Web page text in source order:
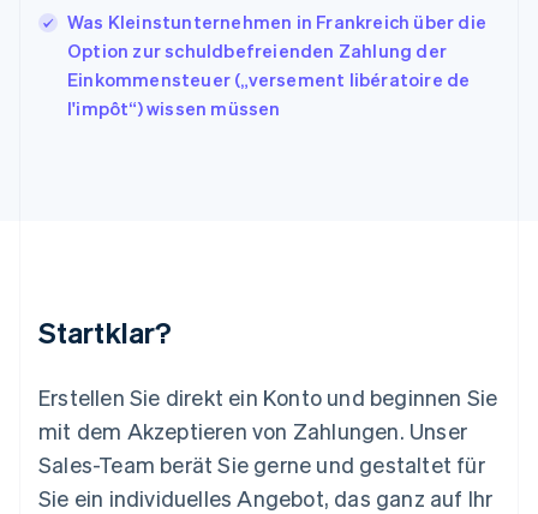
Was Kleinstunternehmen in Frankreich über die
Option zur schuldbefreienden Zahlung der
Einkommensteuer („versement libératoire de
l'impôt“) wissen müssen
Startklar?
Erstellen Sie direkt ein Konto und beginnen Sie
mit dem Akzeptieren von Zahlungen. Unser
Sales-Team berät Sie gerne und gestaltet für
Sie ein individuelles Angebot, das ganz auf Ihr
Kanada
EnglishFrançais
Kroatien
English Italiano
Lettland
English简体中文
English
Mexiko
Español English
Neuseeland
English